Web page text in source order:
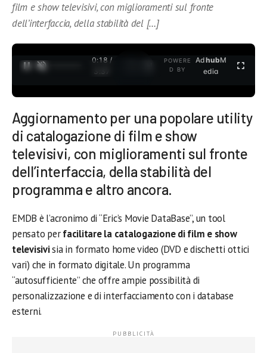
film e show televisivi, con miglioramenti sul fronte
dell’interfaccia, della stabilità del […]
0:19 /
3:37
POWERE
D BY
AdhubM
edia
Aggiornamento per una popolare utility
di catalogazione di film e show
televisivi, con miglioramenti sul fronte
dell’interfaccia, della stabilità del
programma e altro ancora.
EMDB è l’acronimo di “Eric’s Movie DataBase”, un tool
pensato perfacilitare la catalogazione di film e show
televisivisia in formato home video (DVD e dischetti ottici
vari) che in formato digitale. Un programma
“autosufficiente” che offre ampie possibilità di
personalizzazione e di interfacciamento con i database
esterni.